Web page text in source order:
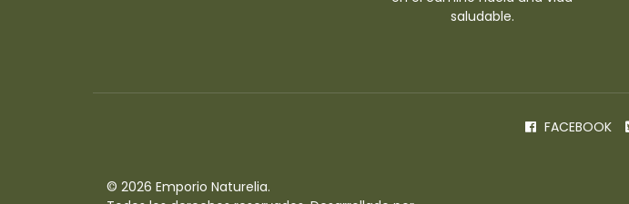
saludable.
FACEBOOK
© 2026 Emporio Naturelia.